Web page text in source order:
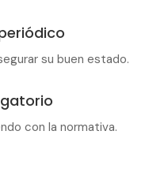
su buen estado.
con la normativa.